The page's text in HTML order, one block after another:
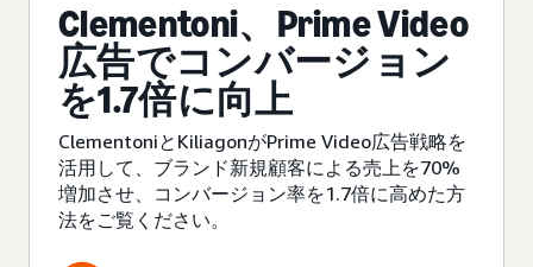
Clementoni、Prime Video
広告でコンバージョン
を1.7倍に向上
ClementoniとKiliagonがPrime Video広告戦略を
活用して、ブランド新規顧客による売上を70%
増加させ、コンバージョン率を1.7倍に高めた方
法をご覧ください。